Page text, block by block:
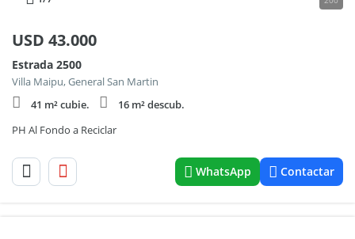
USD 43.000
Estrada 2500
Villa Maipu, General San Martin
41 m² cubie.
16 m² descub.
PH Al Fondo a Reciclar
WhatsApp Contactar